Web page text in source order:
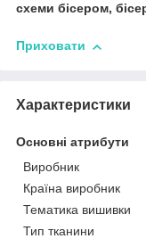
схеми бісером,
Приховати
Характеристики
Основні атрибути
Виробник
Країна виробник
Тематика вишивки
Тип тканини